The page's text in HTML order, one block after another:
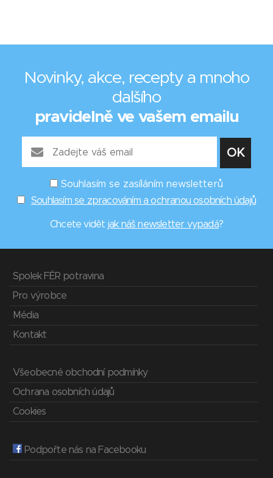
Novinky, akce, recepty a mnoho
dalšího
pravidelně ve vašem emailu
Souhlasím se zasíláním newsletterů
Souhlasím se zpracováním a ochranou osobních údajů
Chcete vidět jak náš newsletter vypadá?
Spolek FÉR potravina
Pro výrobce
Média
Kontakt
Všeobecné obchodní podmínky
Ochrana osobních údajů
Cookies
Podpořte nás na Facebooku